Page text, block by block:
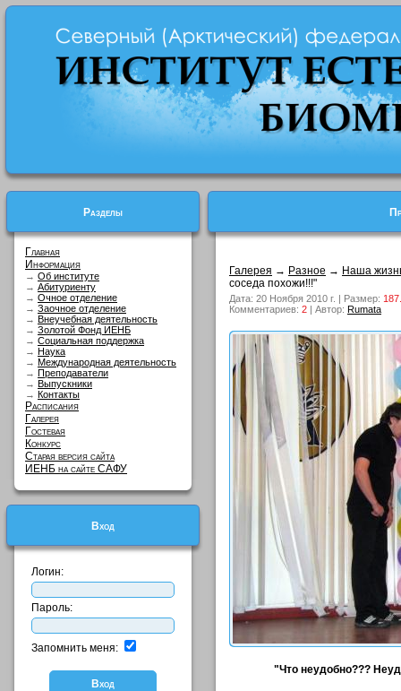
Разделы
Главная
Информация
→ Об институте
→ Абитуриенту
→ Очное отделение
→ Заочное отделение
→ Внеучебная деятельность
→ Золотой Фонд ИЕНБ
→ Социальная поддержка
→ Наука
→ Международная деятельность
→ Преподаватели
→ Выпускники
→ Контакты
Расписания
Галерея
Гостевая
Конкурс
Старая версия сайта
ИЕНБ на сайте САФУ
Вход
Логин:
Пароль:
Запомнить меня:
Галерея → Разное → Наша
соседа похожи!!!"
Дата: 20 Ноября 2010 г. | Размер:
Комментариев: 2 | Автор: Rumata
"Что неудобно???